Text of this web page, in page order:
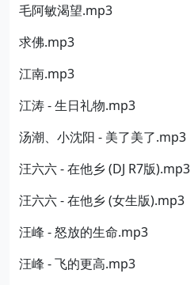
毛阿敏渴望.mp3
求佛.mp3
江南.mp3
江涛 - 生日礼物.mp3
汤潮、小沈阳 - 美了美了.mp3
汪六六 - 在他乡 (DJ R7版).mp3
汪六六 - 在他乡 (女生版).mp3
汪峰 - 怒放的生命.mp3
汪峰 - 飞的更高.mp3